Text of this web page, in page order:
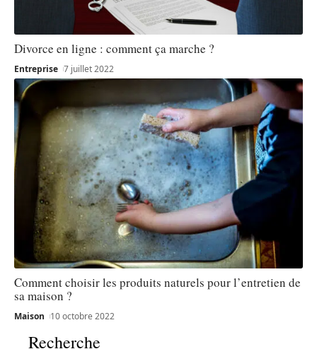
Divorce en ligne : comment ça marche ?
Entreprise 7 juillet 2022
Comment choisir les produits naturels pour l’entretien de
sa maison ?
Maison 10 octobre 2022
Recherche